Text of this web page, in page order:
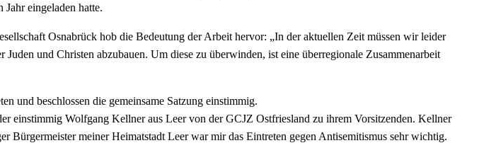
eingeladen hatte.
Osnabrück hob die Bedeutung der Arbeit hervor: „In der aktuellen Zeit müssen wir leider
Juden und Christen abzubauen. Um diese zu überwinden, ist eine überregionale Zusammenarbeit
und beschlossen die gemeinsame Satzung einstimmig.
einstimmig Wolfgang Kellner aus Leer von der GCJZ Ostfriesland zu ihrem Vorsitzenden. Kellner
Bürgermeister meiner Heimatstadt Leer war mir das Eintreten gegen Antisemitismus sehr wichtig.